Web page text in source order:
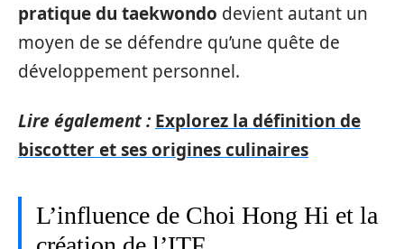
pratique du taekwondo devient autant un
moyen de se défendre qu’une quête de
développement personnel.
Lire également : Explorez la définition de
biscotter et ses origines culinaires
L’influence de Choi Hong Hi et la